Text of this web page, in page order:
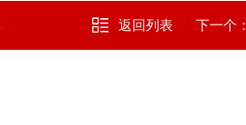
返回列表 下一个：